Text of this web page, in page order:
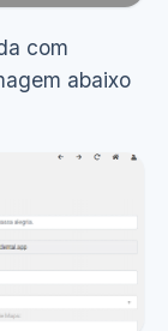
com
abaixo